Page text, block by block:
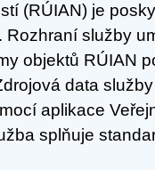
(RÚIAN) je
Rozhraní služby
objektů RÚIAN
data
aplikace
splňuje